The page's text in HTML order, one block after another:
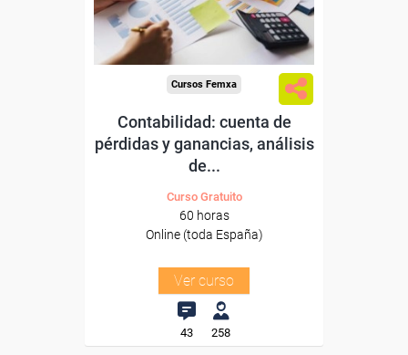
Sector
-Industria Química.
Cursos Femxa
Contabilidad: cuenta de
pérdidas y ganancias, análisis
de...
Curso Gratuito
60 horas
Online (toda España)
Ver curso
43 258